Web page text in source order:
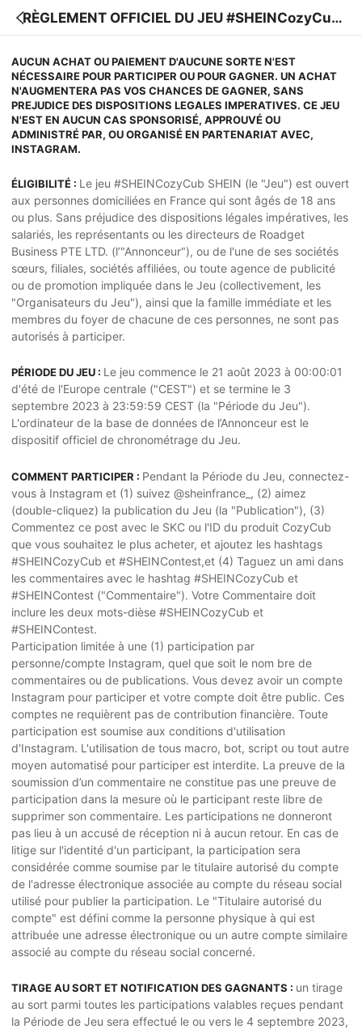
RÈGLEMENT OFFICIEL DU JEU #SHEINCozyCub
SHEIN
AUCUN ACHAT OU PAIEMENT D'AUCUNE SORTE N'EST
NÉCESSAIRE POUR PARTICIPER OU POUR GAGNER. UN ACHAT
N'AUGMENTERA PAS VOS CHANCES DE GAGNER, SANS
PREJUDICE DES DISPOSITIONS LEGALES IMPERATIVES. CE JEU
N'EST EN AUCUN CAS SPONSORISÉ, APPROUVÉ OU
ADMINISTRÉ PAR, OU ORGANISÉ EN PARTENARIAT AVEC,
INSTAGRAM.
ÉLIGIBILITÉ : Le jeu #SHEINCozyCub SHEIN (le "Jeu") est ouvert
aux personnes domiciliées en France qui sont âgés de 18 ans
ou plus. Sans préjudice des dispositions légales impératives, les
salariés, les représentants ou les directeurs de Roadget
Business PTE LTD. (l’"Annonceur"), ou de l'une de ses sociétés
sœurs, filiales, sociétés affiliées, ou toute agence de publicité
ou de promotion impliquée dans le Jeu (collectivement, les
"Organisateurs du Jeu"), ainsi que la famille immédiate et les
membres du foyer de chacune de ces personnes, ne sont pas
autorisés à participer.
PÉRIODE DU JEU : Le jeu commence le 21 août 2023 à 00:00:01
d'été de l'Europe centrale ("CEST") et se termine le 3
septembre 2023 à 23:59:59 CEST (la "Période du Jeu").
L'ordinateur de la base de données de l’Annonceur est le
dispositif officiel de chronométrage du Jeu.
COMMENT PARTICIPER : Pendant la Période du Jeu, connectez-
vous à Instagram et (1) suivez @sheinfrance_, (2) aimez
(double-cliquez) la publication du Jeu (la "Publication"), (3)
Commentez ce post avec le SKC ou l'ID du produit CozyCub
que vous souhaitez le plus acheter, et ajoutez les hashtags
#SHEINCozyCub et #SHEINContest,et (4) Taguez un ami dans
les commentaires avec le hashtag #SHEINCozyCub et
#SHEINContest ("Commentaire"). Votre Commentaire doit
inclure les deux mots-dièse #SHEINCozyCub et
#SHEINContest.
Participation limitée à une (1) participation par
personne/compte Instagram, quel que soit le nom bre de
commentaires ou de publications. Vous devez avoir un compte
Instagram pour participer et votre compte doit être public. Ces
comptes ne requièrent pas de contribution financière. Toute
participation est soumise aux conditions d'utilisation
d'Instagram. L'utilisation de tous macro, bot, script ou tout autre
moyen automatisé pour participer est interdite. La preuve de la
soumission d’un commentaire ne constitue pas une preuve de
participation dans la mesure où le participant reste libre de
supprimer son commentaire. Les participations ne donneront
pas lieu à un accusé de réception ni à aucun retour. En cas de
litige sur l'identité d'un participant, la participation sera
considérée comme soumise par le titulaire autorisé du compte
de l'adresse électronique associée au compte du réseau social
utilisé pour publier la participation. Le "Titulaire autorisé du
compte" est défini comme la personne physique à qui est
attribuée une adresse électronique ou un autre compte similaire
associé au compte du réseau social concerné.
TIRAGE AU SORT ET NOTIFICATION DES GAGNANTS : un tirage
au sort parmi toutes les participations valables reçues pendant
la Période de Jeu sera effectué le ou vers le 4 septembre 2023,